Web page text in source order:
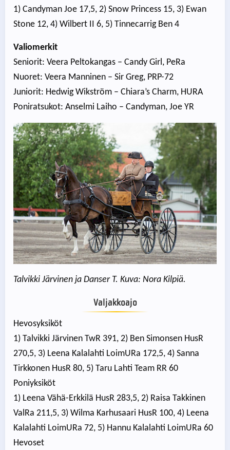
1) Candyman Joe 17,5, 2) Snow Princess 15, 3) Ewan
Stone 12, 4) Wilbert II 6, 5) Tinnecarrig Ben 4
Valiomerkit
Seniorit: Veera Peltokangas – Candy Girl, PeRa
Nuoret: Veera Manninen – Sir Greg, PRP-72
Juniorit: Hedwig Wikström – Chiara’s Charm, HURA
Poniratsukot: Anselmi Laiho – Candyman, Joe YR
Talvikki Järvinen ja Danser T. Kuva: Nora Kilpiä.
Valjakkoajo
Hevosyksiköt
1) Talvikki Järvinen TwR 391, 2) Ben Simonsen HusR
270,5, 3) Leena Kalalahti LoimURa 172,5, 4) Sanna
Tirkkonen HusR 80, 5) Taru Lahti Team RR 60
Poniyksiköt
1) Leena Vähä-Erkkilä HusR 283,5, 2) Raisa Takkinen
ValRa 211,5, 3) Wilma Karhusaari HusR 100, 4) Leena
Kalalahti LoimURa 72, 5) Hannu Kalalahti LoimURa 60
Hevoset